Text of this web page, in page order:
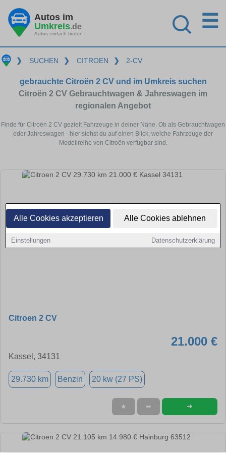
Alle Cookies akzeptieren Alle Cookies ablehnen
Einstellungen Datenschutzerklärung
Autos im
Umkreis.de
Autos einfach finden
☰
❯ SUCHEN ❯ CITROEN ❯ 2-CV
gebrauchte Citroën 2 CV und im Umkreis suchen
Citroën 2 CV Gebrauchtwagen & Jahreswagen im
regionalen Angebot
Finde für Citroën 2 CV gezielt Fahrzeuge in deiner Nähe. Ob als Gebrauchtwagen
oder Jahreswagen - hier siehst du auf einen Blick, welche Fahrzeuge der
Modellreihe von Citroën verfügbar sind.
Citroen 2 CV
21.000 €
Kassel, 34131
29.730 km Benzin 20 kw (27 PS)
★ ➦ ➜